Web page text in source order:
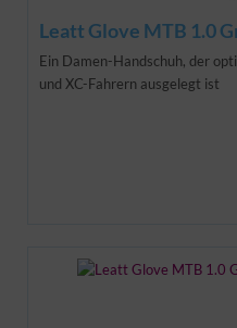
Leatt Glove MTB 1.0
Ein Damen-Handschuh, der
und XC-Fahrern ausgelegt ist